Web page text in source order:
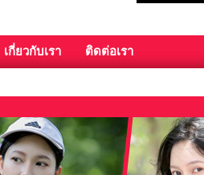
เกี่ยวกับเรา ติดต่อเรา